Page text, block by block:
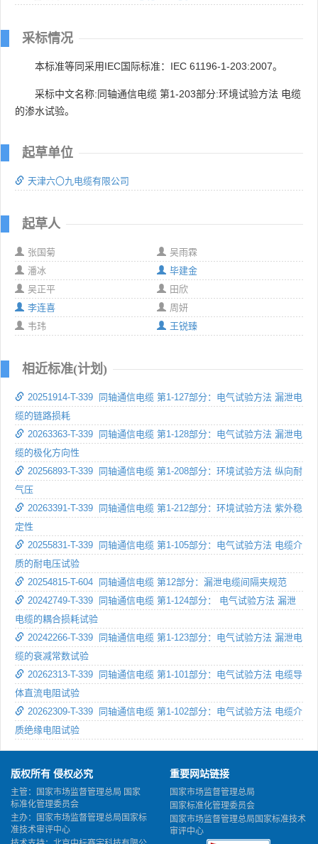
采标情况
本标准等同采用IEC国际标准：IEC 61196-1-203:2007。
采标中文名称:同轴通信电缆 第1-203部分:环境试验方法 电缆
的渗水试验。
起草单位
天津六〇九电缆有限公司
起草人
张国菊
吴雨霖
潘冰
毕建金
吴正平
田欣
李连喜
周妍
韦玮
王锐臻
相近标准(计划)
20251914-T-339 同轴通信电缆 第1-127部分：电气试验方法 漏泄电
缆的链路损耗
20263363-T-339 同轴通信电缆 第1-128部分：电气试验方法 漏泄电
缆的极化方向性
20256893-T-339 同轴通信电缆 第1-208部分：环境试验方法 纵向耐
气压
20263391-T-339 同轴通信电缆 第1-212部分：环境试验方法 紫外稳
定性
20255831-T-339 同轴通信电缆 第1-105部分：电气试验方法 电缆介
质的耐电压试验
20254815-T-604 同轴通信电缆 第12部分：漏泄电缆间隔夹规范
20242749-T-339 同轴通信电缆 第1-124部分： 电气试验方法 漏泄
电缆的耦合损耗试验
20242266-T-339 同轴通信电缆 第1-123部分：电气试验方法 漏泄电
缆的衰减常数试验
20262313-T-339 同轴通信电缆 第1-101部分：电气试验方法 电缆导
体直流电阻试验
20262309-T-339 同轴通信电缆 第1-102部分：电气试验方法 电缆介
质绝缘电阻试验
版权所有 侵权必究
主管：国家市场监督管理总局 国家
标准化管理委员会
主办：国家市场监督管理总局国家标
准技术审评中心
重要网站链接
国家市场监督管理总局
国家标准化管理委员会
国家市场监督管理总局国家标准技术
审评中心